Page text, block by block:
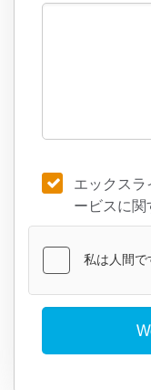
エックス
ービスに関